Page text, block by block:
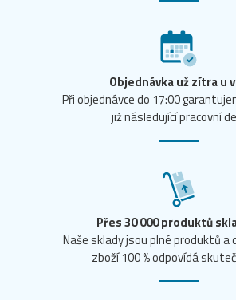
Objednávka už zítra u
Při objednávce do 17:00
již následující pracovní
Přes 30 000 produktů
Naše sklady jsou plné produktů
zboží 100 % odpovídá